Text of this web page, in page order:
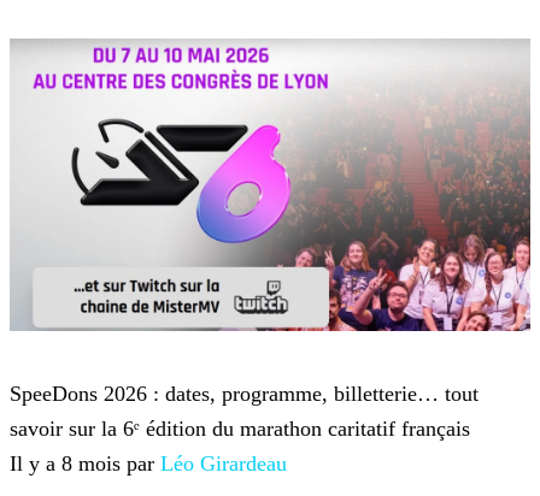
SpeeDons 2026 : dates, programme, billetterie… tout
savoir sur la 6ᵉ édition du marathon caritatif français
Il y a 8 mois par Léo Girardeau